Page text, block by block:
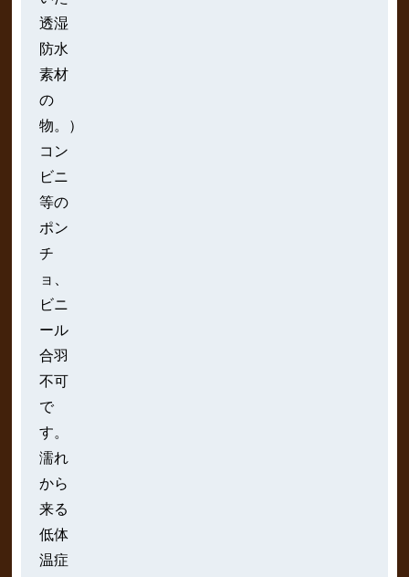
透湿
防水
素材
の
物。）
コン
ビニ
等の
ポン
チ
ョ、
ビニ
ール
合羽
不可
で
す。
濡れ
から
来る
低体
温症